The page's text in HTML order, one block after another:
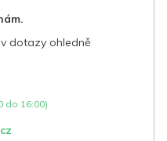
dotazy ohledně
do 16:00)